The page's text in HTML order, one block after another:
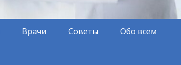
Врачи Советы Обо всем